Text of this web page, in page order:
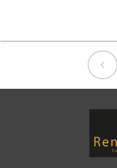
chevron_left